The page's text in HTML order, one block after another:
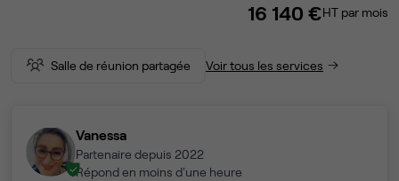
16 140 €HT par mois
Salle de réunion partagée Voir tous les services
Vanessa
Partenaire depuis 2022
Répond en moins d'une heure